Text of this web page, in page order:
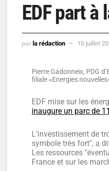
EDF part à
par la rédaction 10 juillet
Pierre Gadonneix, PDG
filiale «Energies
EDF mise sur les
inaugure un parc de
L’investissement de
symbole très fort", a
Les ressources
France et sur les